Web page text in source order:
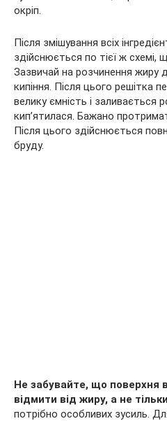
окріп.
Після змішування всіх
здійснюється по тієї ж схемі,
Зазвичай на розчинення жиру
кипіння. Після цього решітка
велику ємність і заливається
кип’ятилася. Бажано
Після цього здійснюється
бруду.
Не забувайте, що поверхня
відмити від жиру, а не
потрібно особливих зусиль.